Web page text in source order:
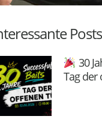
Posts
30
Tag der